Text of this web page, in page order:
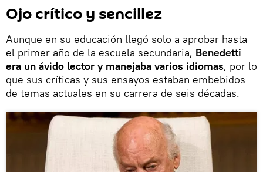
Ojo crítico y sencillez
Aunque en su educación llegó solo a aprobar hasta
el primer año de la escuela secundaria, Benedetti
era un ávido lector y manejaba varios idiomas, por lo
que sus críticas y sus ensayos estaban embebidos
de temas actuales en su carrera de seis décadas.